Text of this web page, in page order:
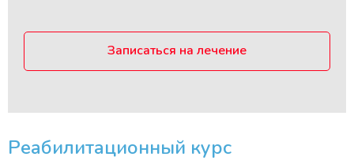
Записаться на лечение
Реабилитационный курс